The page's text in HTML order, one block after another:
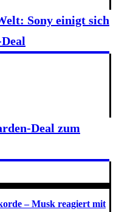
Sony einigt sich
Deal zum
– Musk reagiert mit